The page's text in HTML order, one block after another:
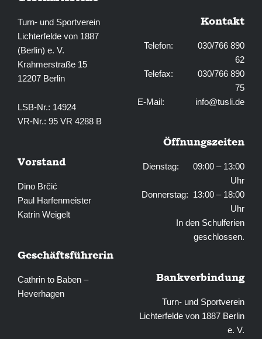
Turn- und Sportverein
Lichterfelde von 1887
(Berlin) e. V.
Krahmerstraße 15
12207 Berlin
LSB-Nr.: 14924
VR-Nr.: 95 VR 4288 B
Vorstand
Dino Brčić
Paul Harfenmeister
Katrin Weigelt
Geschäftsführerin
Cathrin to Baben –
Heverhagen
Kontakt
Telefon: 030/766 890
62
Telefax: 030/766 890
75
E-Mail: info@tusli.de
Öffnungszeiten
Dienstag: 09:00 – 13:00
Uhr
Donnerstag: 13:00 – 18:00
Uhr
In den Schulferien
geschlossen.
Bankverbindung
Turn- und Sportverein
Lichterfelde von 1887 Berlin
e. V.